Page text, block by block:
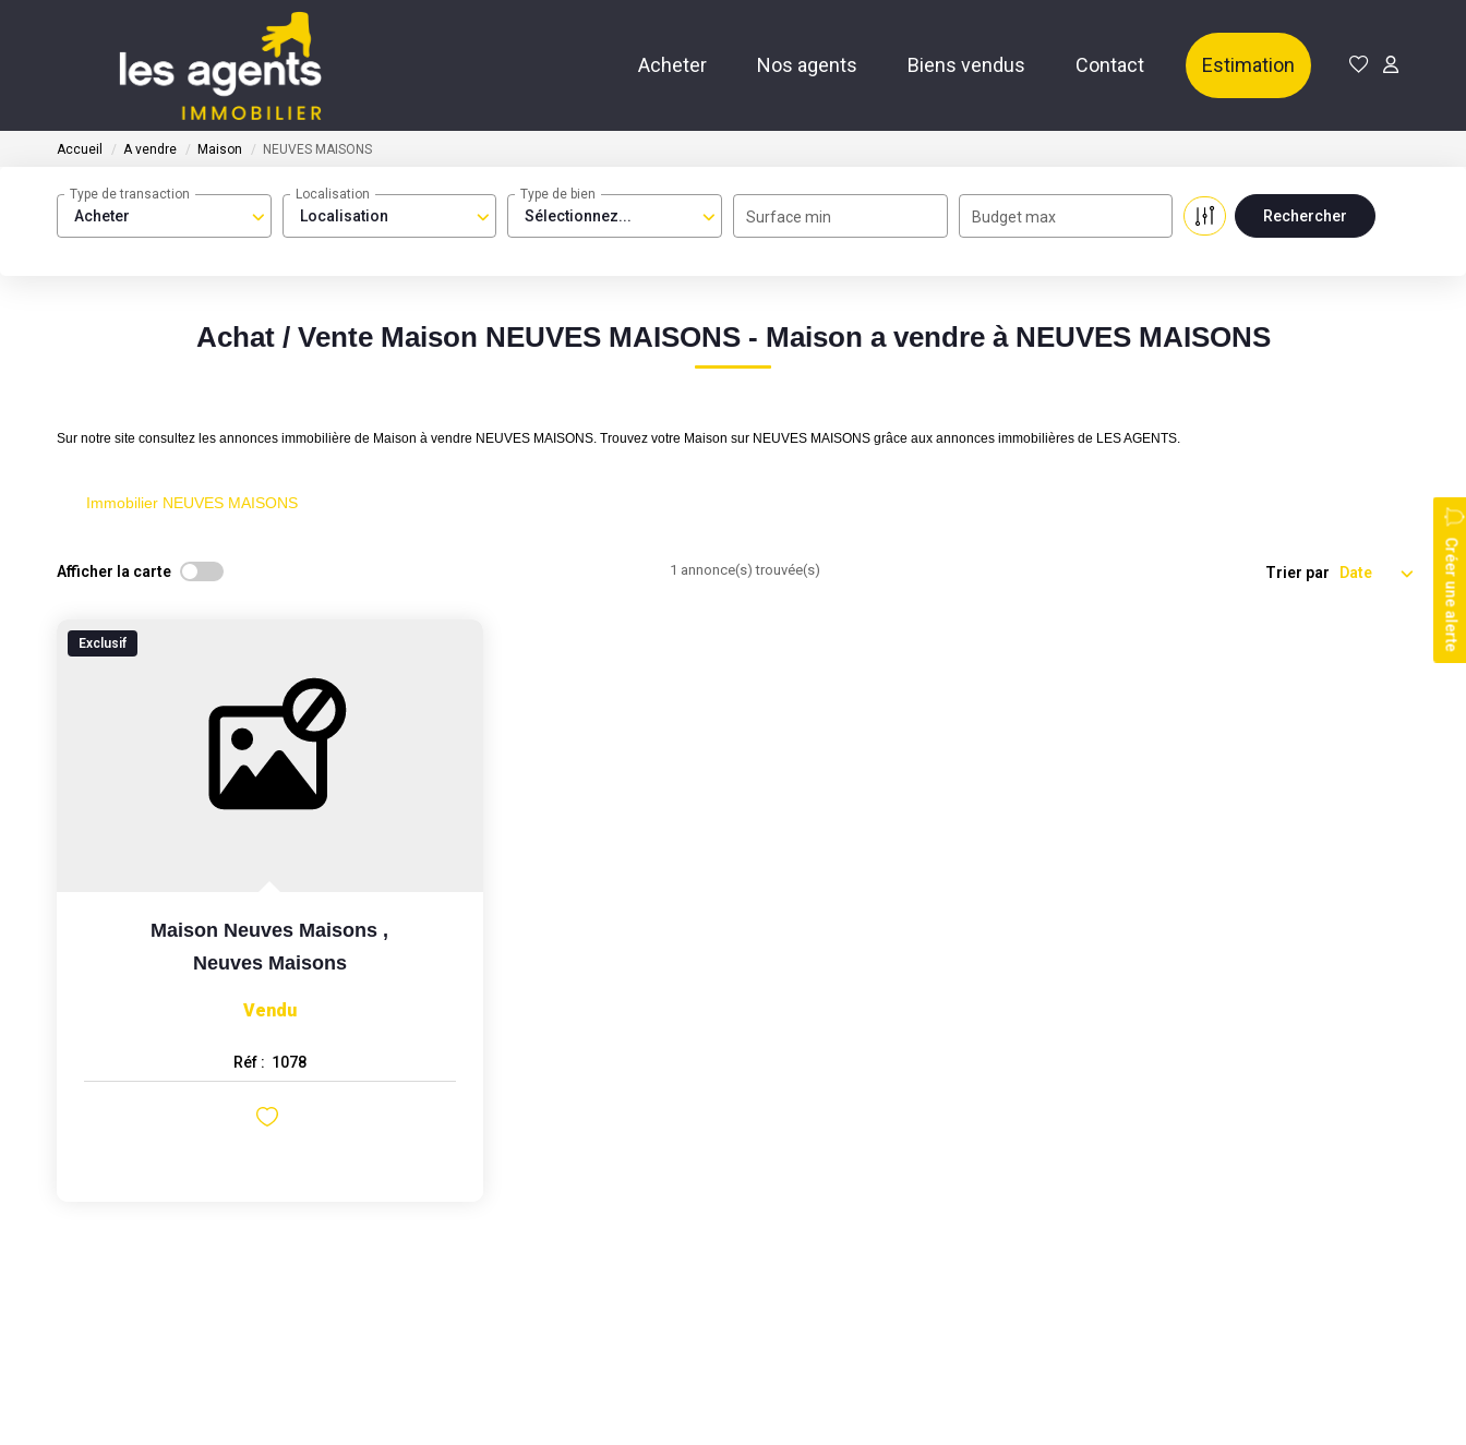
Acheter Nos agents Biens vendus Contact Estimation
Accueil A vendre Maison NEUVES MAISONS
Acheter
Type de transaction
Localisation
Localisation
Sélectionnez...
Type de bien
Surface min Budget max
Achat / Vente Maison NEUVES MAISONS - Maison a vendre à NEUVES MAISONS
Sur notre site consultez les annonces immobilière de Maison à vendre NEUVES MAISONS. Trouvez votre Maison sur NEUVES MAISONS grâce aux annonces immobilières de LES AGENTS.
Immobilier NEUVES MAISONS
Créer une alerte
Afficher la carte 1 annonce(s) trouvée(s) Trier par
Exclusif
Maison Neuves Maisons ,
Neuves Maisons
Vendu
Réf : 1078